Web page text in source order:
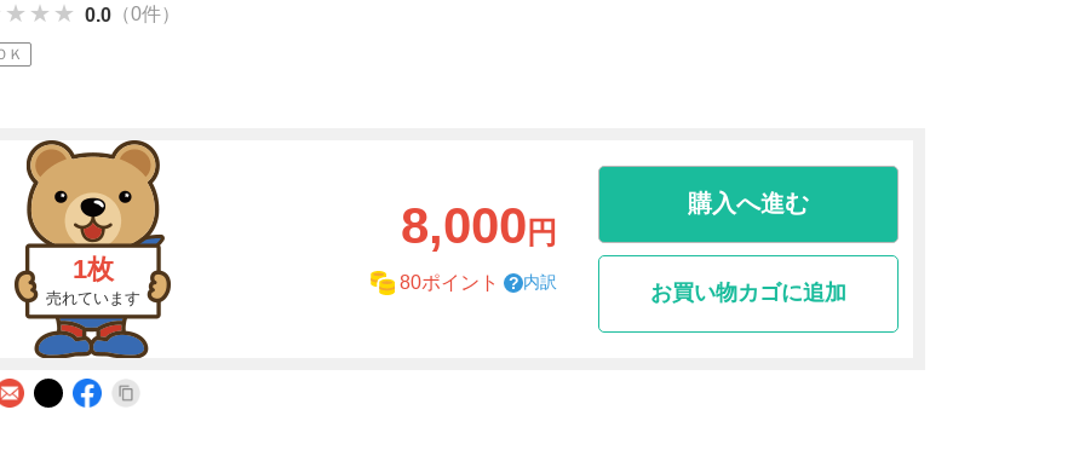
0.0 （0件）
Ｋ
1枚
売れています
8,000 円
80ポイント 内訳
購入へ進む
お買い物カゴに追加